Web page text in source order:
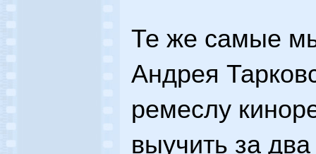
Те же самые
Андрея
ремеслу
выучить за